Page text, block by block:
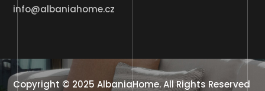
info@albaniahome.cz
Copyright © 2025AlbaniaHome. All Rights Reserved